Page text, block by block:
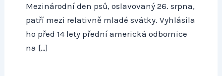
Mezinárodní den psů, oslavovaný 26. srpna,
patří mezi relativně mladé svátky. Vyhlásila
ho před 14 lety přední americká odbornice
na […]